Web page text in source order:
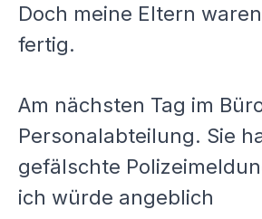
Doch meine Eltern
fertig.
Am nächsten Tag im
Personalabteilung. Sie
gefälschte
ich würde angeblich